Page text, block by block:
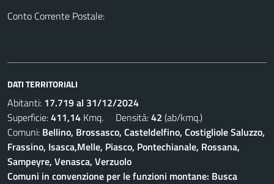
Conto Corrente Postale:
DATI TERRITORIALI
Abitanti: 17.719 al 31/12/2024
Superficie:411,14 Kmq. Densità:42 (ab/kmq.)
Comuni: Bellino, Brossasco, Casteldelfino, Costigliole Saluzzo,
Frassino, Isasca,Melle, Piasco, Pontechianale, Rossana,
Sampeyre, Venasca, Verzuolo
Comuni in convenzione per le funzioni montane: Busca